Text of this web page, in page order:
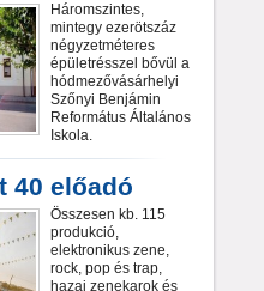
Háromszintes,
mintegy ezerötszáz
négyzetméteres
épületrésszel bővül a
hódmezővásárhelyi
Szőnyi Benjámin
Református Általános
Iskola.
40 előadó
Összesen kb. 115
produkció,
elektronikus zene,
rock, pop és trap,
hazai zenekarok és